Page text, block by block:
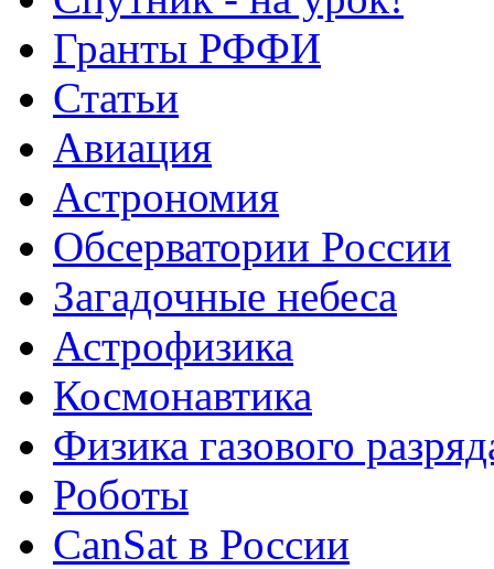
Гранты РФФИ
Статьи
Авиация
Астрономия
Обсерватории России
Загадочные небеса
Астрофизика
Космонавтика
Физика газового
Роботы
CanSat в России